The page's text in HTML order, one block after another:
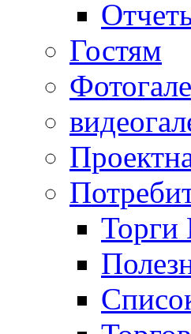
Гостям